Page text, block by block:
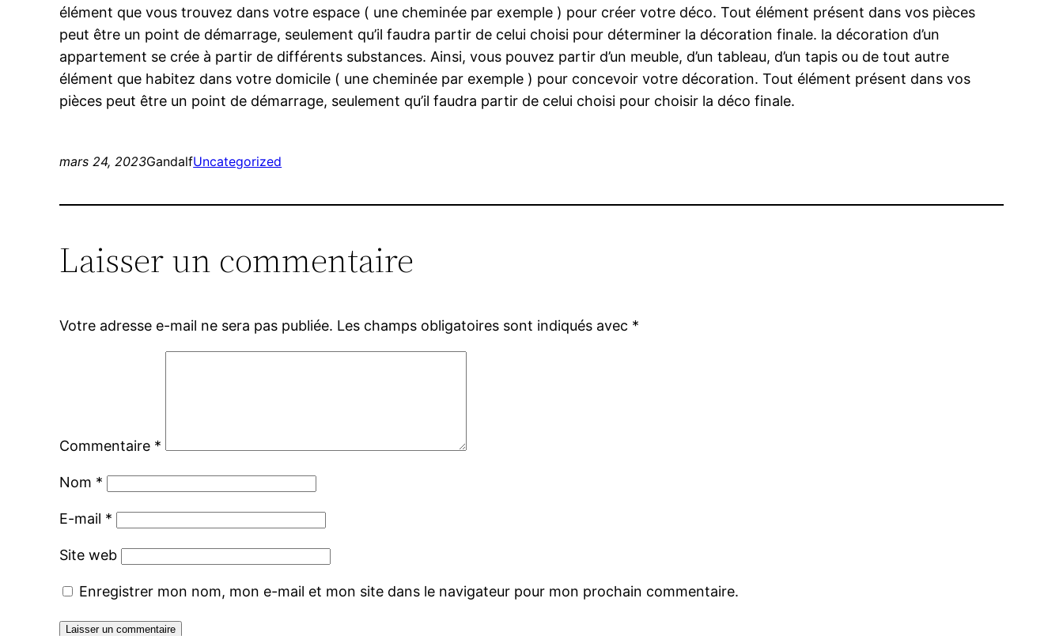
élément que vous trouvez dans votre espace ( une cheminée par exemple ) pour créer votre déco. Tout élément présent dans vos pièces
peut être un point de démarrage, seulement qu’il faudra partir de celui choisi pour déterminer la décoration finale. la décoration d’un
appartement se crée à partir de différents substances. Ainsi, vous pouvez partir d’un meuble, d’un tableau, d’un tapis ou de tout autre
élément que habitez dans votre domicile ( une cheminée par exemple ) pour concevoir votre décoration. Tout élément présent dans vos
pièces peut être un point de démarrage, seulement qu’il faudra partir de celui choisi pour choisir la déco finale.
mars 24, 2023GandalfUncategorized
Laisser un commentaire
Votre adresse e-mail ne sera pas publiée. Les champs obligatoires sont indiqués avec *
Commentaire *
Nom *
E-mail *
Site web
Enregistrer mon nom, mon e-mail et mon site dans le navigateur pour mon prochain commentaire.